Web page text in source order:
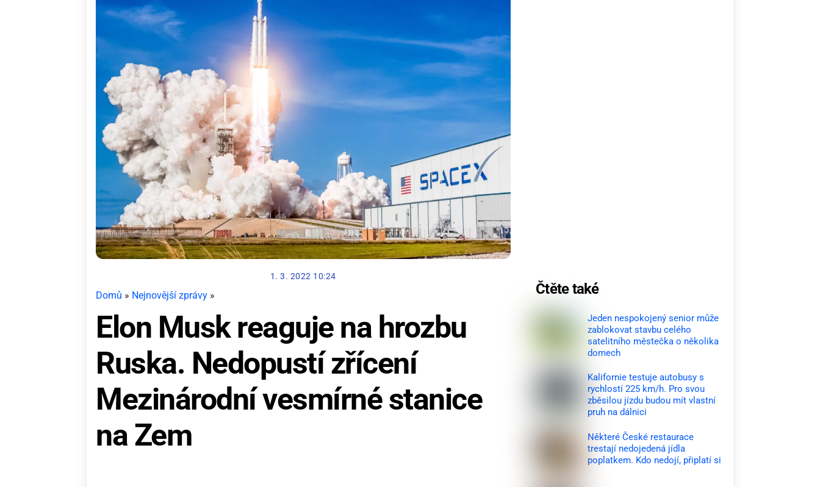
1. 3. 2022 10:24
Domů » Nejnovější zprávy »
Elon Musk reaguje na hrozbu
Ruska. Nedopustí zřícení
Mezinárodní vesmírné stanice
na Zem
Čtěte také
Jeden nespokojený senior může
zablokovat stavbu celého
satelitního městečka o několika
domech
Kalifornie testuje autobusy s
rychlostí 225 km/h. Pro svou
zběsilou jízdu budou mít vlastní
pruh na dálnici
Některé České restaurace
trestají nedojedená jídla
poplatkem. Kdo nedojí, připlatí si